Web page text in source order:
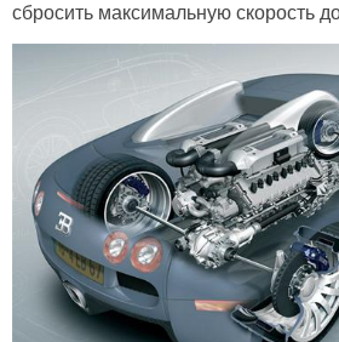
сбросить максимальную скорость
нажмите на картинку